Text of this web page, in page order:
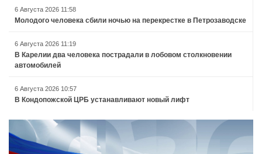
6 Августа 2026 11:58
Молодого человека сбили ночью на перекрестке в Петрозаводске
6 Августа 2026 11:19
В Карелии два человека пострадали в лобовом столкновении
автомобилей
6 Августа 2026 10:57
В Кондопожской ЦРБ устанавливают новый лифт